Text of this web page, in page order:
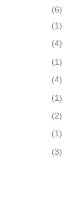
(6)
(1)
(4)
(1)
(4)
(1)
(2)
(1)
(3)